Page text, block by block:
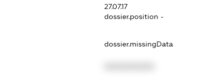
27.07.17
dossier.position -
dossier.missingData